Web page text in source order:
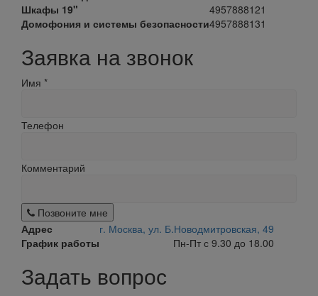
Шкафы 19"
4957888121
Домофония и системы безопасности4957888131
Заявка на звонок
Имя *
Телефон
Комментарий
Позвоните мне
Адрес
г. Москва, ул. Б.Новодмитровская, 49
График работы
Пн-Пт с 9.30 до 18.00
Задать вопрос